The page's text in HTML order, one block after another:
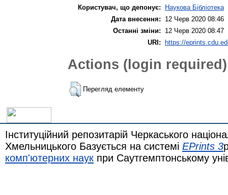
Користувач, що депонує:
Наукова Бібліотека
Дата внесення:
12 Черв 2020 08:46
Останні зміни:
12 Черв 2020 08:47
URI: https://
Actions (login required)
Перегляд елементу
Інституційний репозитарій Черкаського
Хмельницького Базується на системі EPrints 3
комп'ютерних наук при Саутгемптонському